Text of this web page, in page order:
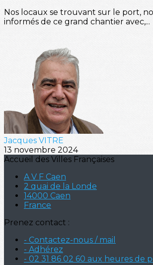
Nos locaux se trouvant sur le port,
informés de ce grand chantier avec,...
Jacques VITRE
13 novembre 2024
Accueil des Villes Françaises
A V F Caen
2 quai de la Londe
14000 Caen
France
Prenez contact :
- Contactez-nous / mail
- Adhérez
- 02 31 86 02 60 aux heures de